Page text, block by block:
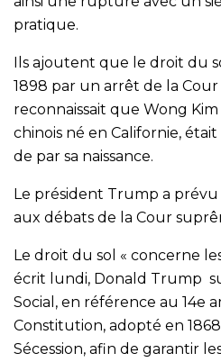
pratique.
Ils ajoutent que le droit du
1898 par un arrêt de la
reconnaissait que Wong
chinois né en Californie,
de par sa naissance.
Le président Trump a prévu
aux débats de la Cour
Le droit du sol « concerne
écrit lundi, Donald Trump
Social, en référence au 14e
Constitution, adopté en
Sécession, afin de garantir